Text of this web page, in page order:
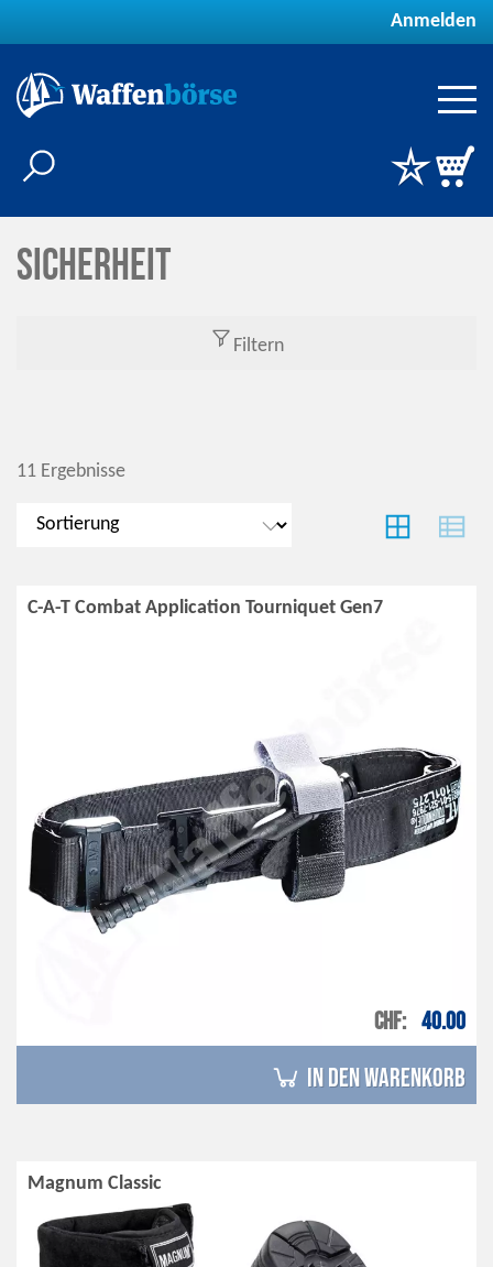
Anmelden
Sicherheit
Filtern
11 Ergebnisse
C-A-T Combat Application Tourniquet Gen7
CHF 40.00
in den Warenkorb
Magnum Classic